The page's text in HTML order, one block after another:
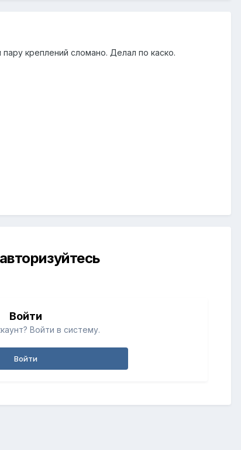
креплений сломано. Делал по каско.
Войти
Войти в систему.
Войти